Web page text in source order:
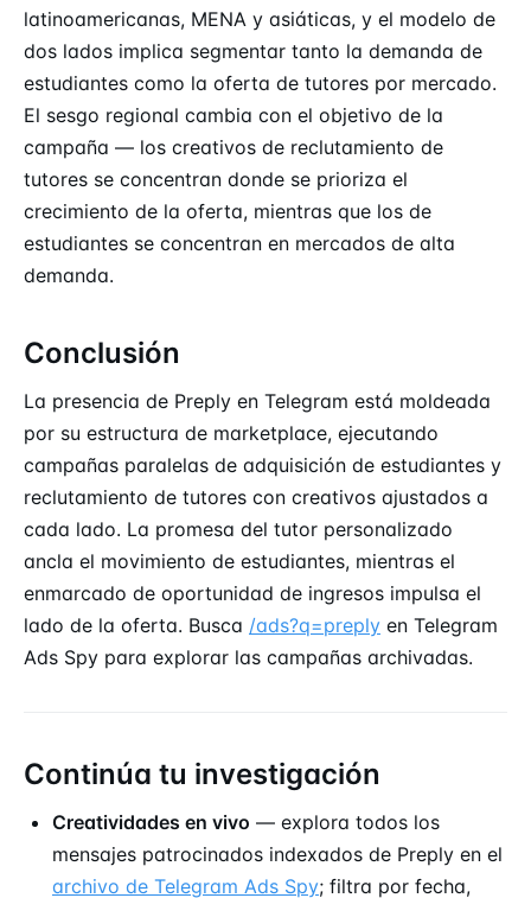
latinoamericanas, MENA y asiáticas, y el modelo de
dos lados implica segmentar tanto la demanda de
estudiantes como la oferta de tutores por mercado.
El sesgo regional cambia con el objetivo de la
campaña — los creativos de reclutamiento de
tutores se concentran donde se prioriza el
crecimiento de la oferta, mientras que los de
estudiantes se concentran en mercados de alta
demanda.
Conclusión
La presencia de Preply en Telegram está moldeada
por su estructura de marketplace, ejecutando
campañas paralelas de adquisición de estudiantes y
reclutamiento de tutores con creativos ajustados a
cada lado. La promesa del tutor personalizado
ancla el movimiento de estudiantes, mientras el
enmarcado de oportunidad de ingresos impulsa el
lado de la oferta. Busca /ads?q=preply en Telegram
Ads Spy para explorar las campañas archivadas.
Continúa tu investigación
Creatividades en vivo — explora todos los
mensajes patrocinados indexados de Preply en el
archivo de Telegram Ads Spy; filtra por fecha,